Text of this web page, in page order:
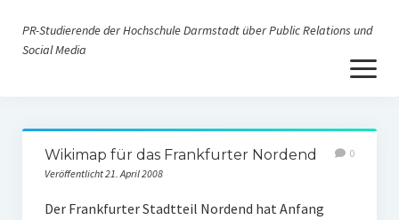
Nonprofit-PR
Corporate Weblogs
Podcasting
PR-Studierende der Hochschule Darmstadt über Public Relations und
Social Media
Menü
öffnen
Über uns
Impressum
Wikimap für das Frankfurter Nordend
Veröffentlicht 21. April 2008
0
Der Frankfurter Stadtteil Nordend hat Anfang